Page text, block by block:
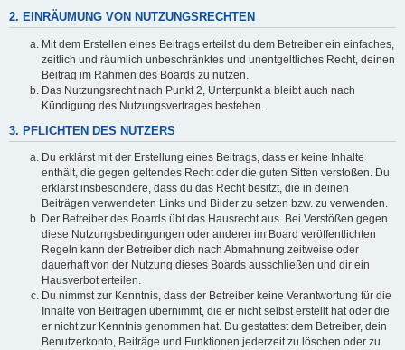
2. EINRÄUMUNG VON NUTZUNGSRECHTEN
Mit dem Erstellen eines Beitrags erteilst du dem Betreiber ein einfaches,
zeitlich und räumlich unbeschränktes und unentgeltliches Recht, deinen
Beitrag im Rahmen des Boards zu nutzen.
Das Nutzungsrecht nach Punkt 2, Unterpunkt a bleibt auch nach
Kündigung des Nutzungsvertrages bestehen.
3. PFLICHTEN DES NUTZERS
Du erklärst mit der Erstellung eines Beitrags, dass er keine Inhalte
enthält, die gegen geltendes Recht oder die guten Sitten verstoßen. Du
erklärst insbesondere, dass du das Recht besitzt, die in deinen
Beiträgen verwendeten Links und Bilder zu setzen bzw. zu verwenden.
Der Betreiber des Boards übt das Hausrecht aus. Bei Verstößen gegen
diese Nutzungsbedingungen oder anderer im Board veröffentlichten
Regeln kann der Betreiber dich nach Abmahnung zeitweise oder
dauerhaft von der Nutzung dieses Boards ausschließen und dir ein
Hausverbot erteilen.
Du nimmst zur Kenntnis, dass der Betreiber keine Verantwortung für die
Inhalte von Beiträgen übernimmt, die er nicht selbst erstellt hat oder die
er nicht zur Kenntnis genommen hat. Du gestattest dem Betreiber, dein
Benutzerkonto, Beiträge und Funktionen jederzeit zu löschen oder zu